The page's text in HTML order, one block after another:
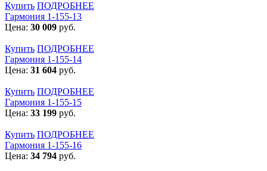
Купить ПОДРОБНЕЕ
Гармония 1-155-13
Цена: 30 009 руб.
Купить ПОДРОБНЕЕ
Гармония 1-155-14
Цена: 31 604 руб.
Купить ПОДРОБНЕЕ
Гармония 1-155-15
Цена: 33 199 руб.
Купить ПОДРОБНЕЕ
Гармония 1-155-16
Цена: 34 794 руб.